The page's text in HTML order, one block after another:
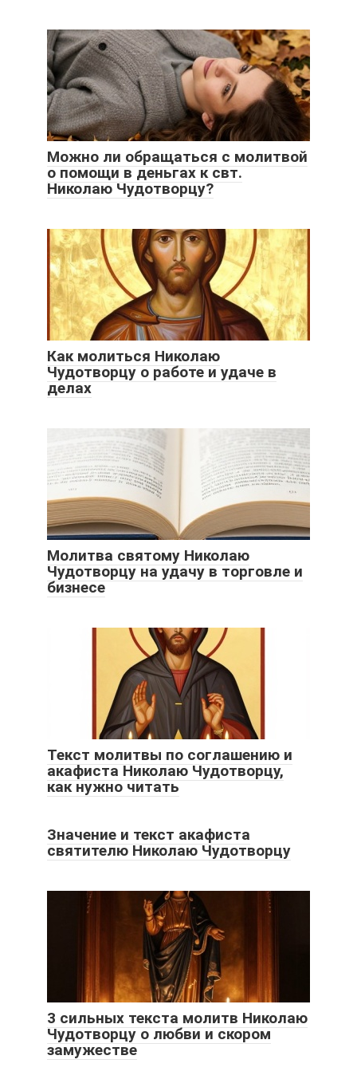
Можно ли обращаться с молитвой
о помощи в деньгах к свт.
Николаю Чудотворцу?
Как молиться Николаю
Чудотворцу о работе и удаче в
делах
Молитва святому Николаю
Чудотворцу на удачу в торговле и
бизнесе
Текст молитвы по соглашению и
акафиста Николаю Чудотворцу,
как нужно читать
Значение и текст акафиста
святителю Николаю Чудотворцу
3 сильных текста молитв Николаю
Чудотворцу о любви и скором
замужестве